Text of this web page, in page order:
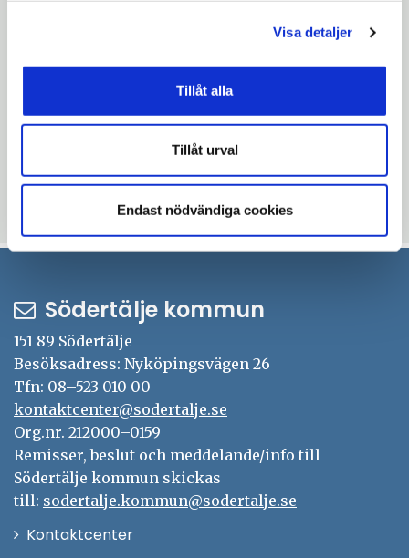
Visa detaljer
Tillåt alla
Tillåt urval
Endast nödvändiga cookies
höghastighetsjärnvägen beräknas vara klar
2028.
Ostlänkskommunerna består av Södertälje,
Trosa, Nyköping, Norrköping och
Linköping.
Uppdaterad: 2020-04-15
Södertälje kommun
151 89 Södertälje
Besöksadress: Nyköpingsvägen 26
Tfn: 08–523 010 00
kontaktcenter@sodertalje.se
Org.nr. 212000–0159
Remisser, beslut och meddelande/info till
Södertälje kommun skickas
till: sodertalje.kommun@sodertalje.se
KontaktcenterÖppna